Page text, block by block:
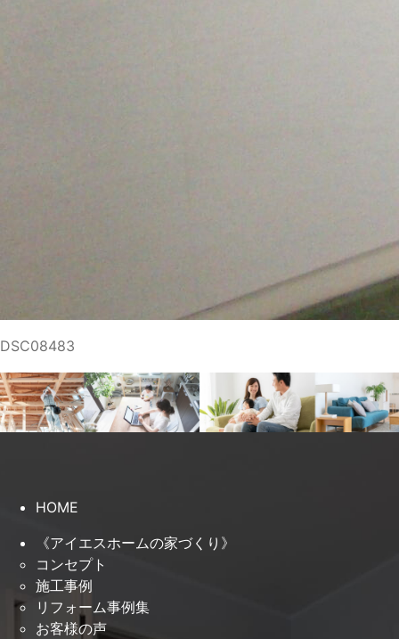
DSC08483
HOME
《アイエスホームの家づくり》
コンセプト
施工事例
リフォーム事例集
お客様の声